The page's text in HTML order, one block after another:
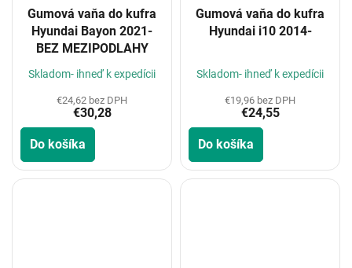
Gumová vaňa do kufra
Hyundai Bayon 2021-
BEZ MEZIPODLAHY
Skladom- ihneď k expedícii
€24,62 bez DPH
€30,28
Do košíka
Gumová vaňa do kufra
Hyundai i10 2014-
Skladom- ihneď k expedícii
€19,96 bez DPH
€24,55
Do košíka